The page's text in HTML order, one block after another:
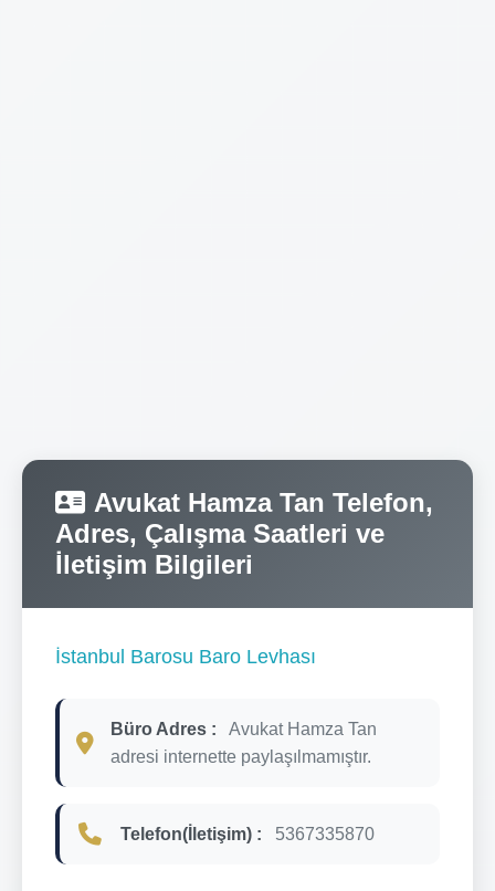
Avukat Hamza Tan Telefon,
Adres, Çalışma Saatleri ve
İletişim Bilgileri
İstanbul Barosu Baro Levhası
Büro Adres :
Avukat Hamza Tan
adresi internette paylaşılmamıştır.
Telefon(İletişim) : 5367335870